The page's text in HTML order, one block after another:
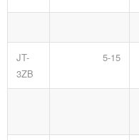
JT-
3ZB
5-15